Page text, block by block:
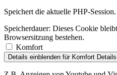
Speichert die aktuelle PHP-Session.
Speicherdauer: Dieses Cookie
Browsersitzung bestehen.
Komfort
Details einblenden für Komfort